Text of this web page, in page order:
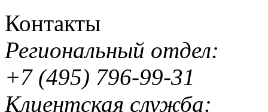
Контакты
Региональный отдел:
+7 (495) 796-99-31
Клиентская служба: